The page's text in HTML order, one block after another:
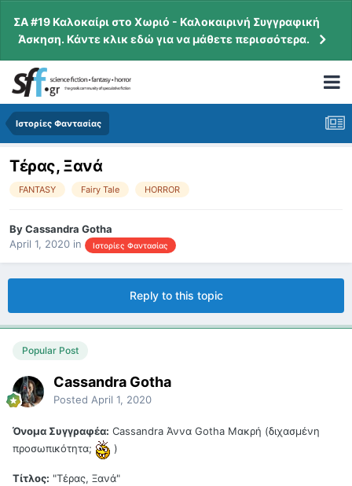
ΣΑ #19 Καλοκαίρι στο Χωριό - Καλοκαιρινή Συγγραφική
Άσκηση. Κάντε κλικ εδώ για να μάθετε περισσότερα.
Ιστορίες Φαντασίας
Τέρας, Ξανά
FANTASY Fairy Tale HORROR
ByCassandra Gotha
April 1, 2020 in Ιστορίες Φαντασίας
Reply to this topic
Popular Post
Cassandra Gotha
Posted April 1, 2020
Όνομα Συγγραφέα: Cassandra Άννα Gotha Μακρή (διχασμένη
προσωπικότητα;
)
Τίτλος: "Τέρας, Ξανά"